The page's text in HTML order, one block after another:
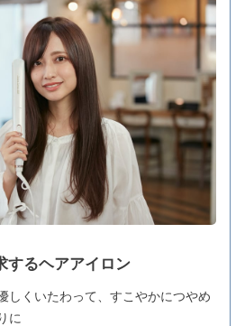
するヘアアイロン
しくいたわって、すこやかにつやめ
に